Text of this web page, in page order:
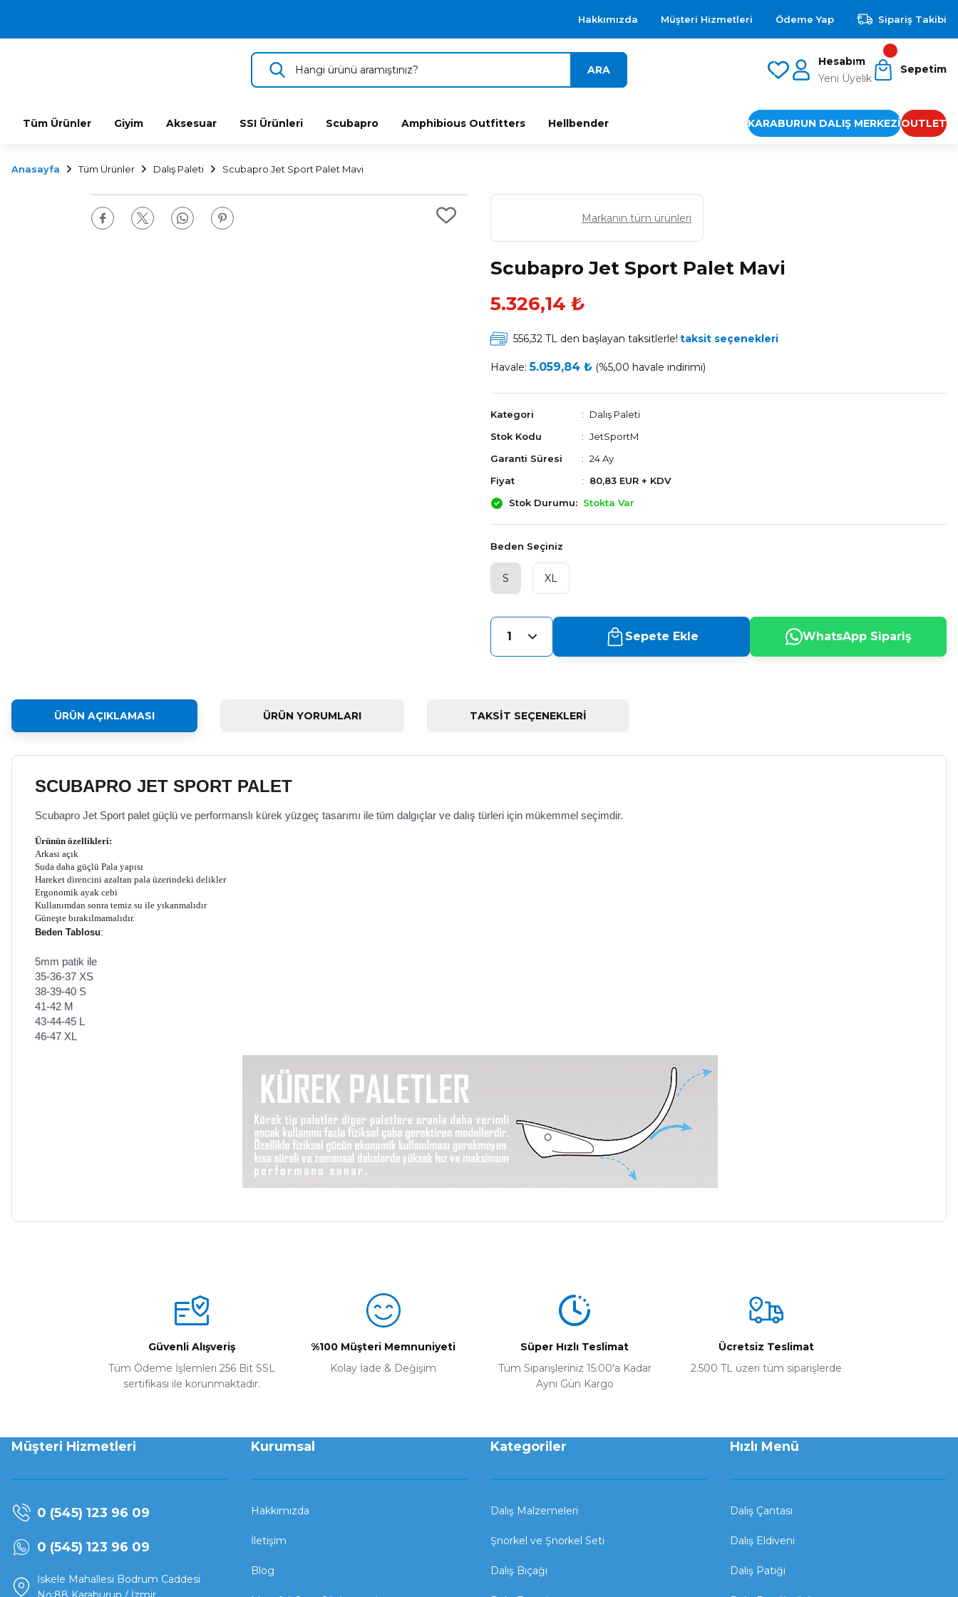
KAMPANYALI TAKSİTLİ SATIŞ
Hakkımızda Müşteri Hizmetleri Ödeme Yap Sipariş Takibi
ARA
Hesabım
Yeni Üyelik
Sepetim
Tüm Ürünler Giyim Aksesuar SSI Ürünleri Scubapro Amphibious Outfitters Hellbender KARABURUN DALIŞ MERKEZİOUTLET
Anasayfa Tüm Ürünler Dalış Paleti Scubapro Jet Sport Palet Mavi
Markanın tüm ürünleri
Scubapro Jet Sport Palet Mavi
5.326,14 ₺
556,32 TL den başlayan taksitlerle! taksit seçenekleri
Havale:5.059,84 ₺ (%5,00 havale indirimi)
Kategori
Dalış Paleti
Stok Kodu
JetSportM
Garanti Süresi
24 Ay
Fiyat
80,83 EUR + KDV
Stok Durumu
Stokta Var
Beden Seçiniz
S XL
Sepete Ekle WhatsApp Sipariş
ÜRÜN AÇIKLAMASI ÜRÜN YORUMLARI TAKSİT SEÇENEKLERİ
SCUBAPRO JET SPORT PALET
Scubapro Jet Sport palet güçlü ve performanslı kürek yüzgeç tasarımı ile tüm dalgıçlar ve dalış türleri için mükemmel seçimdir.
Ürünün özellikleri:
Arkası açık
Suda daha güçlü Pala yapısı
Hareket direncini azaltan pala üzerindeki delikler
Ergonomik ayak cebi
Kullanımdan sonra temiz su ile yıkanmalıdır
Güneşte bırakılmamalıdır.
Beden Tablosu:
5mm patik ile
35-36-37 XS
38-39-40 S
41-42 M
43-44-45 L
46-47 XL
Güvenli Alışveriş
Tüm Ödeme İşlemleri 256 Bit SSL
sertifikası ile korunmaktadır.
%100 Müşteri Memnuniyeti
Kolay İade & Değişim
Süper Hızlı Teslimat
Tüm Siparişleriniz 15:00'a Kadar
Aynı Gün Kargo
Ücretsiz Teslimat
2.500 TL üzeri tüm siparişlerde
Müşteri Hizmetleri
0 (545) 123 96 09
0 (545) 123 96 09
İskele Mahallesi Bodrum Caddesi
Kurumsal
Hakkımızda
İletişim
Blog
Kategoriler
Dalış Malzemeleri
Şnorkel ve Şnorkel Seti
Dalış Bıçağı
Hızlı Menü
Dalış Çantası
Dalış Eldiveni
Dalış Patiği